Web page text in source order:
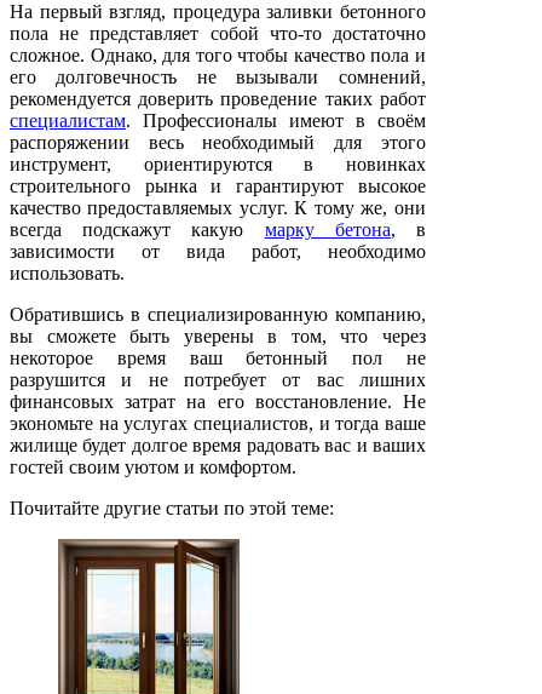
На первый взгляд, процедура заливки бетонного
пола не представляет собой что-то достаточно
сложное. Однако, для того чтобы качество пола и
его долговечность не вызывали сомнений,
рекомендуется доверить проведение таких работ
специалистам. Профессионалы имеют в своём
распоряжении весь необходимый для этого
инструмент, ориентируются в новинках
строительного рынка и гарантируют высокое
качество предоставляемых услуг. К тому же, они
всегда подскажут какую марку бетона, в
зависимости от вида работ, необходимо
использовать.
Обратившись в специализированную компанию,
вы сможете быть уверены в том, что через
некоторое время ваш бетонный пол не
разрушится и не потребует от вас лишних
финансовых затрат на его восстановление. Не
экономьте на услугах специалистов, и тогда ваше
жилище будет долгое время радовать вас и ваших
гостей своим уютом и комфортом.
Почитайте другие статьи по этой теме: